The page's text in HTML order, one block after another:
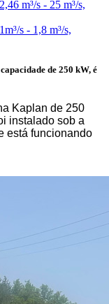
de 250 kW, é
Kaplan de 250
instalado sob a
está funcionando